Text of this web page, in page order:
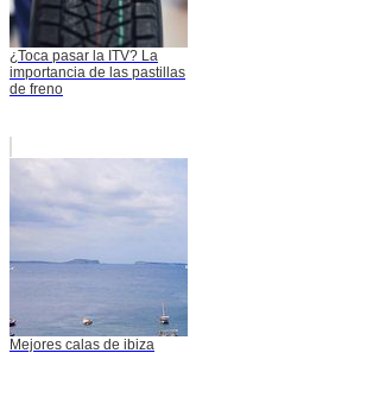
¿Toca pasar la ITV? La
importancia de las pastillas
de freno
Mejores calas de ibiza